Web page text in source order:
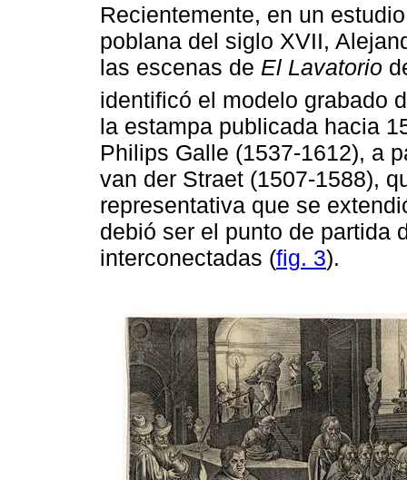
Recientemente, en un
poblana del siglo XVII,
las escenas de El Lavatorio
identificó el modelo grabado
la estampa publicada hacia
Philips Galle (1537-1612), a
van der Straet (1507-1588),
representativa que se
debió ser el punto de partida
interconectadas (fig. 3).